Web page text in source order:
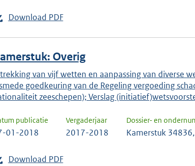
Download PDF
Overig
van vijf wetten en aanpassing van diverse
goedkeuring van de Regeling vergoeding
zeeschepen); Verslag
publicatie
01-2018
Vergaderjaar
2017-2018
Dossier- en
Kamerstuk
Download PDF